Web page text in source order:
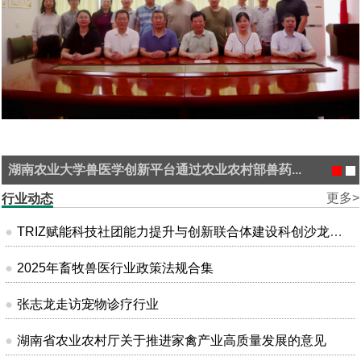
湖南农业大学兽医学创新平台通过农业农村部兽药...
更多>
行业动态
TRIZ赋能科技社团能力提升与创新联合体建设科创沙龙在昆明成功举办
2025年畜牧兽医行业政策法规合集
张志龙走访宠物诊疗行业
湖南省农业农村厅关于推进家禽产业高质量发展的意见